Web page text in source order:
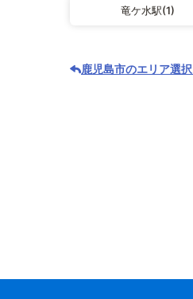
竜ケ水駅(1)
鹿児島市のエリア選